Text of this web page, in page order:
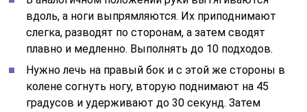
вдоль, а ноги выпрямляются. Их приподнимают
слегка, разводят по сторонам, а затем сводят
плавно и медленно. Выполнять до 10 подходов.
Нужно лечь на правый бок и с этой же стороны в
колене согнуть ногу, вторую поднимают на 45
градусов и удерживают до 30 секунд. Затем